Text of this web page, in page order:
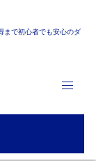
まで初心者でも安心のダ